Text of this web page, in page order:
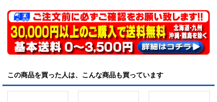
この商品を買った人は、こんな商品も買っています